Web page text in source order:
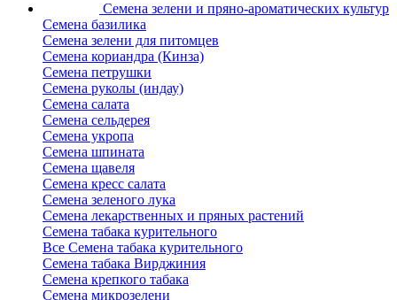
Семена зелени и пряно-ароматических культур
Семена базилика
Семена зелени для питомцев
Семена кориандра (Кинза)
Семена петрушки
Семена руколы (индау)
Семена салата
Семена сельдерея
Семена укропа
Семена шпината
Семена щавеля
Семена кресс салата
Семена зеленого лука
Семена лекарственных и пряных растений
Семена табака курительного
Все Семена табака курительного
Семена табака Вирджиния
Семена крепкого табака
Семена микрозелени